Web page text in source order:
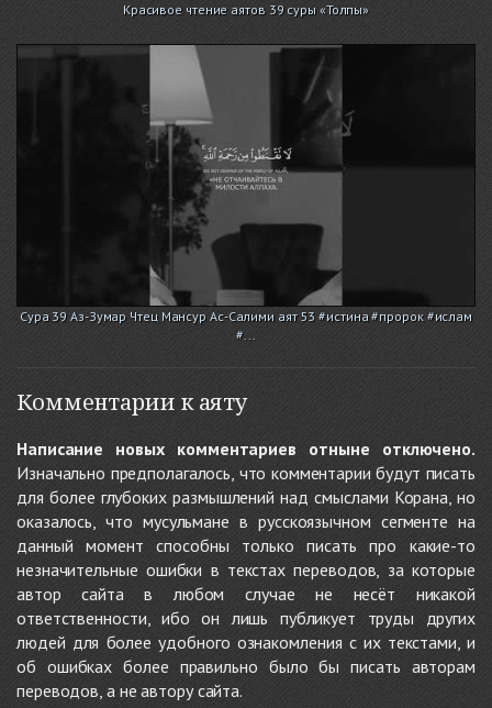
Красивое чтение аятов 39 суры «Толпы»
Сура 39 Аз-Зумар Чтец Мансур Ас-Салими аят 53 #истина #пророк #ислам
#...
Комментарии к аяту
Написание новых комментариев отныне отключено.
Изначально предполагалось, что комментарии будут писать
для более глубоких размышлений над смыслами Корана, но
оказалось, что мусульмане в русскоязычном сегменте на
данный момент способны только писать про какие-то
незначительные ошибки в текстах переводов, за которые
автор сайта в любом случае не несёт никакой
ответственности, ибо он лишь публикует труды других
людей для более удобного ознакомления с их текстами, и
об ошибках более правильно было бы писать авторам
переводов, а не автору сайта.